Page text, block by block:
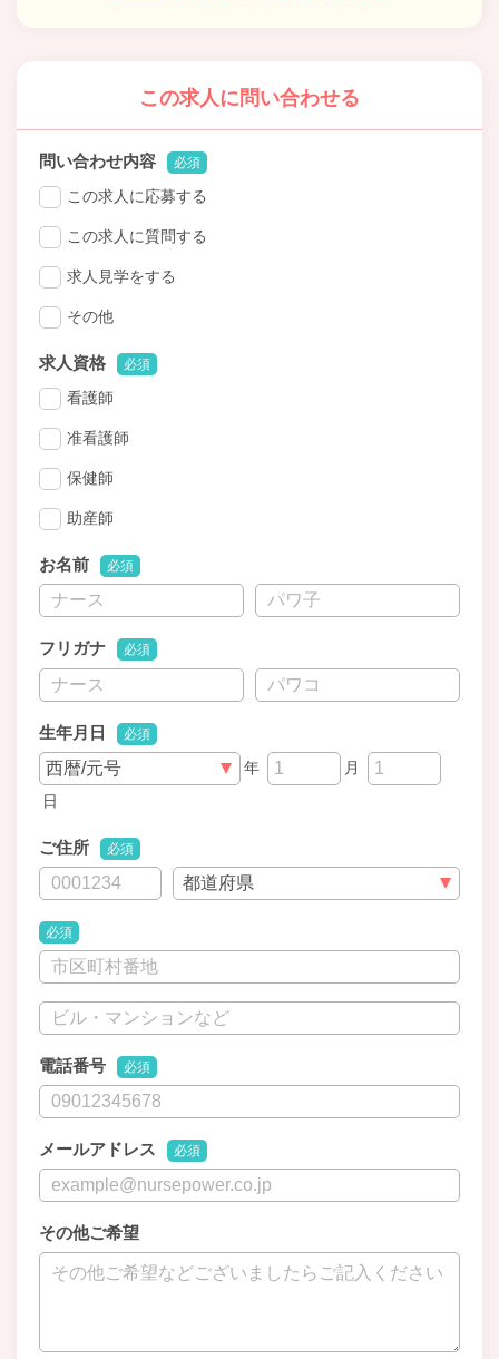
この求人に問い合わせる
問い合わせ内容 必須
この求人に応募する
この求人に質問する
求人見学をする
その他
求人資格 必須
看護師
准看護師
保健師
助産師
お名前 必須
フリガナ 必須
生年月日 必須
年
月
日
ご住所 必須
必須
電話番号 必須
メールアドレス 必須
その他ご希望